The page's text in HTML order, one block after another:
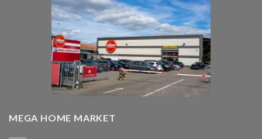
MEGA HOME MARKET